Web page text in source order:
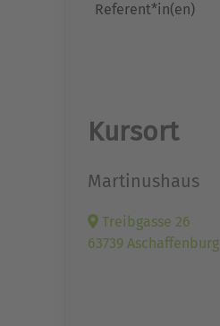
Referent*in(en)
Kursort
Martinushaus
Treibgasse 26
63739 Aschaffenburg